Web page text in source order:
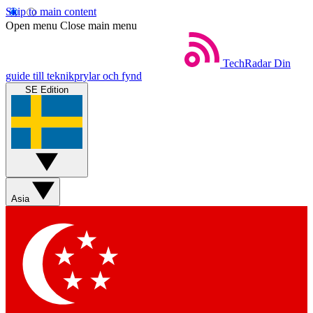
Skip to main content
Open menu Close main menu
TechRadar Din
guide till teknikprylar och fynd
SE Edition
Asia